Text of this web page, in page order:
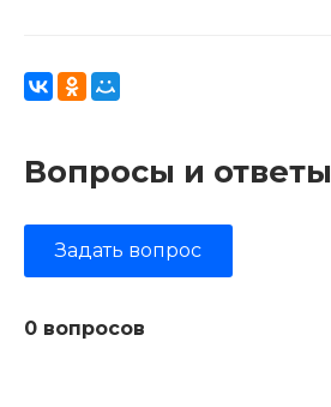
Вопросы и ответы
Задать вопрос
0 вопросов